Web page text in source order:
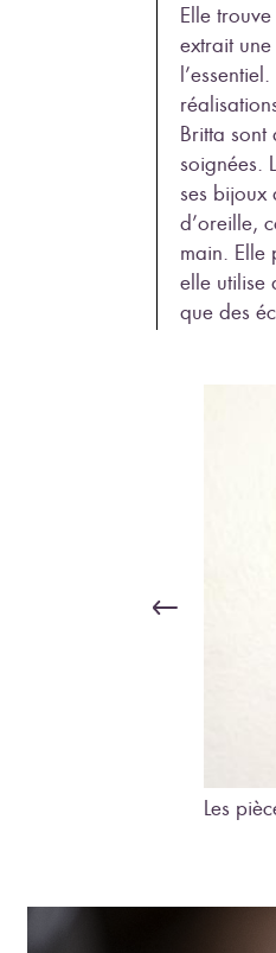
Elle
extrait
Britta sont
soignées.
ses bijoux
d’oreille,
main. Elle
elle utilise
que des
Les